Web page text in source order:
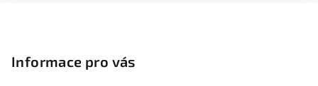
Informace pro vás